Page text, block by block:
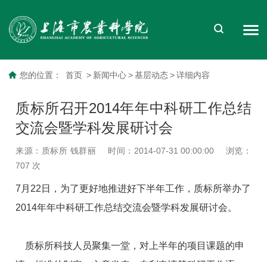
您的位置： 首页 > 新闻中心 > 基层动态 > 详细内容
质标所召开2014年年中科研工作总结
交流会暨学科发展研讨会
来源：质标所 钱群丽 时间：2014-07-31 00:00:00
浏览：
707 次
7月22日，为了更好地推进好下半年工作，质标所举办了
2014年年中科研工作总结交流会暨学科发展研讨会。
质标所科技人员聚集一堂，对上半年的项目课题的申